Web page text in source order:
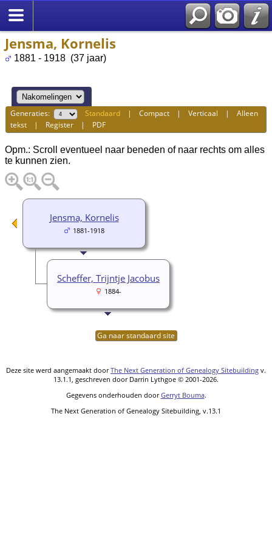
Jensma, Kornelis
1881 - 1918 (37 jaar)
Generaties: Standaard |Compact |Verticaal |Alleen
tekst | Register | PDF
Opm.: Scroll eventueel naar beneden of naar rechts om alles
te kunnen zien.
Jensma, Kornelis
1881-1918
Scheffer, Trijntje Jacobus
1884-
Ga naar standaard site
Deze site werd aangemaakt doorThe Next Generation of Genealogy Sitebuilding v.
13.1.1, geschreven door Darrin Lythgoe © 2001-2026.
Gegevens onderhouden doorGerryt Bouma.
The Next Generation of Genealogy Sitebuilding, v.13.1